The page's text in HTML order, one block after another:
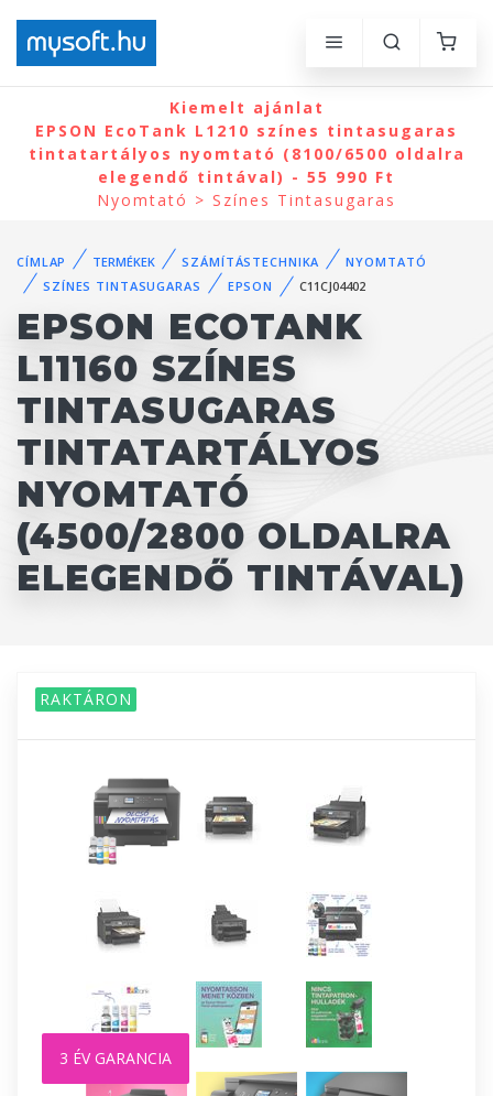
Kiemelt ajánlat
EPSON EcoTank L1210 színes tintasugaras
tintatartályos nyomtató (8100/6500 oldalra
elegendő tintával) - 55 990 Ft
Nyomtató > Színes Tintasugaras
CÍMLAP TERMÉKEK SZÁMÍTÁSTECHNIKA
NYOMTATÓ
SZÍNES TINTASUGARAS
EPSON C11CJ04402
EPSON ECOTANK
L11160 SZÍNES
TINTASUGARAS
TINTATARTÁLYOS
NYOMTATÓ
(4500/2800 OLDALRA
ELEGENDŐ TINTÁVAL)
RAKTÁRON
3 ÉV GARANCIA